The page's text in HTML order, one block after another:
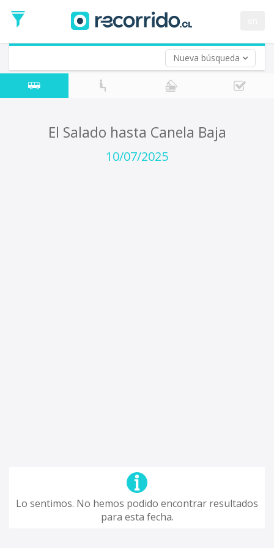
Nueva búsqueda
de
Ida
Vuelta (opcional)
Fecha
de
El Salado hasta Canela Baja
10/07/2025
Lo sentimos. No hemos podido encontrar resultados
para esta fecha.